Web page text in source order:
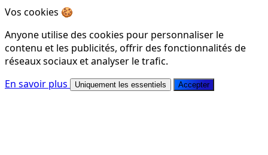
Vos cookies 🍪
Anyone utilise des cookies pour personnaliser le
contenu et les publicités, offrir des fonctionnalités de
réseaux sociaux et analyser le trafic.
En savoir plus
Uniquement les essentiels Accepter